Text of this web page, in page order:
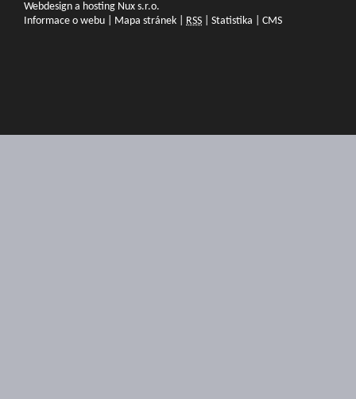
Webdesign a hosting Nux s.r.o.
Informace o webu
Mapa stránek RSS Statistika CMS